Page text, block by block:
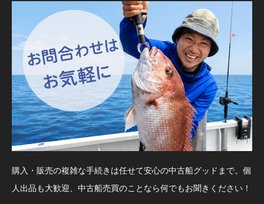
購入・販売の複雑な手続きは任せて安心の中古船グッドまで。個
人出品も大歓迎、中古船売買のことなら何でもお聞きください！